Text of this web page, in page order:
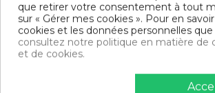
Grammage 147g/m²
Matériaux Bambou
que retirer votre consentement à tout
sur « Gérer mes cookies ». Pour en
cookies et les données personnelles
consultez notre politique en matière de
et de cookies.